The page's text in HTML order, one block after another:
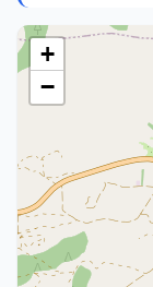
+
−